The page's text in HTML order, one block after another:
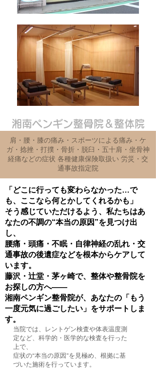
湘南ペンギン整骨院＆整体院
肩・腰・膝の痛み・スポーツによる痛み・ケ
ガ・捻挫・打撲・骨折・脱臼・五十肩・坐骨神
経痛などの症状 各種健康保険取扱い 労災・交
通事故指定院
「どこに行っても変わらなかった…で
も、ここなら何とかしてくれるかも」
そう感じていただけるよう、私たちはあ
なたの不調の“本当の原因”を見つけ出
し、
腰痛・頭痛・不眠・自律神経の乱れ・交
通事故の後遺症などを根本からケアして
います。
藤沢・辻堂・茅ヶ崎で、整体や整骨院を
お探しの方へ――
湘南ペンギン整骨院が、あなたの「もう
一度元気に過ごしたい」をサポートしま
す。
当院では、レントゲン検査や体表温度測
定など、科学的・医学的な検査を行った
上で、
症状の“本当の原因”を見極め、根拠に基
づいた施術を行っています。